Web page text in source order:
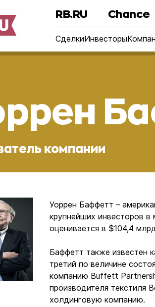
RB.RU Chance
СделкиИнвесторы
компании
Уоррен Баффетт –
крупнейших инвесторов в
оценивается в $104,4
Баффетт также известен
третий по величине
компанию Buffett
производителя текстиля
холдинговую компанию.